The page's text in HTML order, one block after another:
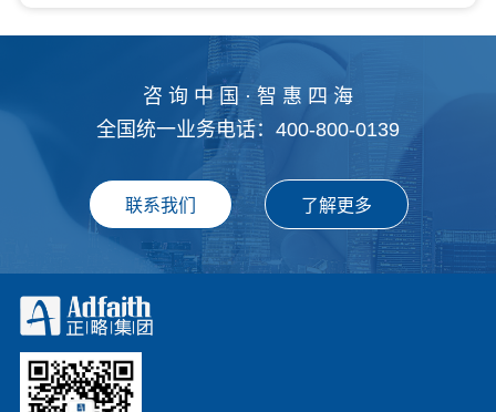
咨 询 中 国 · 智 惠 四 海
全国统一业务电话：400-800-0139